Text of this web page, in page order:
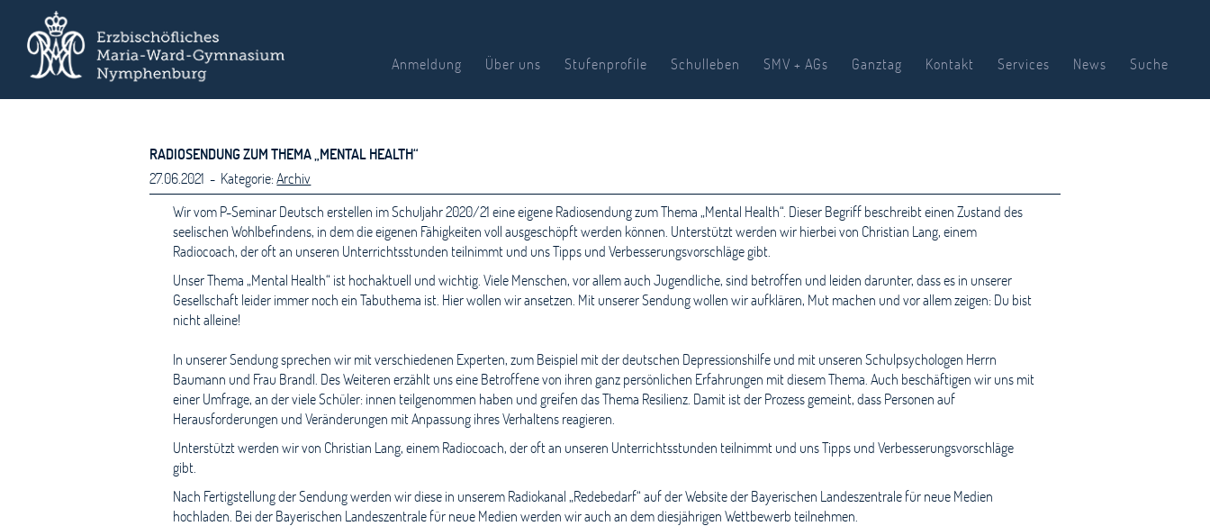
Anmeldung Über uns Stufenprofile Schulleben SMV + AGs Ganztag Kontakt Services News Suche
RADIOSENDUNG ZUM THEMA „MENTAL HEALTH“
27.06.2021 - Kategorie:Archiv
Wir vom P-Seminar Deutsch erstellen im Schuljahr 2020/21 eine eigene Radiosendung zum Thema „Mental Health“. Dieser Begriff beschreibt einen Zustand des
seelischen Wohlbefindens, in dem die eigenen Fähigkeiten voll ausgeschöpft werden können. Unterstützt werden wir hierbei von Christian Lang, einem
Radiocoach, der oft an unseren Unterrichtsstunden teilnimmt und uns Tipps und Verbesserungsvorschläge gibt.
Unser Thema „Mental Health“ ist hochaktuell und wichtig. Viele Menschen, vor allem auch Jugendliche, sind betroffen und leiden darunter, dass es in unserer
Gesellschaft leider immer noch ein Tabuthema ist. Hier wollen wir ansetzen. Mit unserer Sendung wollen wir aufklären, Mut machen und vor allem zeigen: Du bist
nicht alleine!
In unserer Sendung sprechen wir mit verschiedenen Experten, zum Beispiel mit der deutschen Depressionshilfe und mit unseren Schulpsychologen Herrn
Baumann und Frau Brandl. Des Weiteren erzählt uns eine Betroffene von ihren ganz persönlichen Erfahrungen mit diesem Thema. Auch beschäftigen wir uns mit
einer Umfrage, an der viele Schüler: innen teilgenommen haben und greifen das Thema Resilienz. Damit ist der Prozess gemeint, dass Personen auf
Herausforderungen und Veränderungen mit Anpassung ihres Verhaltens reagieren.
Unterstützt werden wir von Christian Lang, einem Radiocoach, der oft an unseren Unterrichtsstunden teilnimmt und uns Tipps und Verbesserungsvorschläge
gibt.
Nach Fertigstellung der Sendung werden wir diese in unserem Radiokanal „Redebedarf“ auf der Website der Bayerischen Landeszentrale für neue Medien
hochladen. Bei der Bayerischen Landeszentrale für neue Medien werden wir auch an dem diesjährigen Wettbewerb teilnehmen.